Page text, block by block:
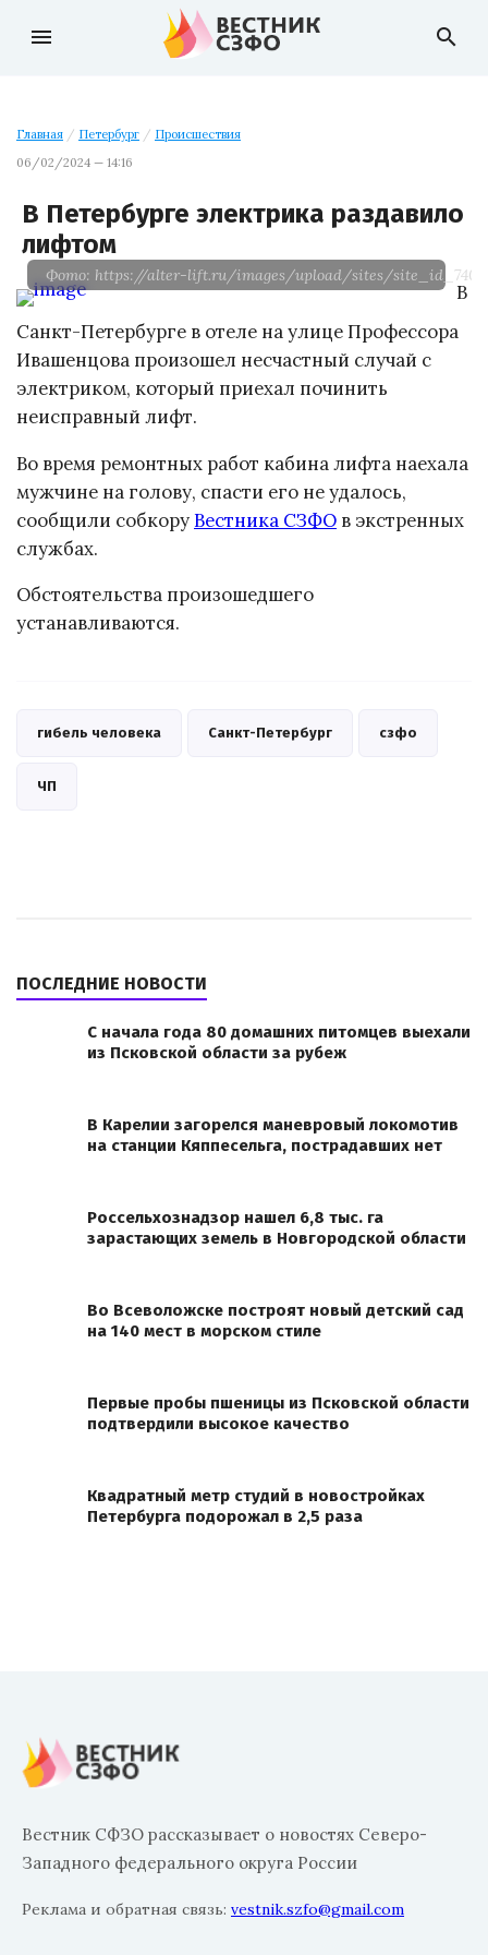
menu search
Главная / Петербург / Происшествия
06/02/2024 — 14:16
В Петербурге электрика раздавило
лифтом
Фото: https://alter-lift.ru/images/upload/sites/site_id_7405/
В
Санкт-Петербурге в отеле на улице Профессора
Ивашенцова произошел несчастный случай с
электриком, который приехал починить
неисправный лифт.
Во время ремонтных работ кабина лифта наехала
мужчине на голову, спасти его не удалось,
сообщили собкоруВестника СЗФО в экстренных
службах.
Обстоятельства произошедшего
устанавливаются.
гибель человека Санкт-Петербург сзфо
ЧП
ПОСЛЕДНИЕ НОВОСТИ
С начала года 80 домашних питомцев выехали
из Псковской области за рубеж
В Карелии загорелся маневровый локомотив
на станции Кяппесельга, пострадавших нет
Россельхознадзор нашел 6,8 тыс. га
зарастающих земель в Новгородской области
Во Всеволожске построят новый детский сад
на 140 мест в морском стиле
Первые пробы пшеницы из Псковской области
подтвердили высокое качество
Квадратный метр студий в новостройках
Петербурга подорожал в 2,5 раза
Вестник СФЗО рассказывает о новостях Северо-
Западного федерального округа России
Реклама и обратная связь: vestnik.szfo@gmail.com